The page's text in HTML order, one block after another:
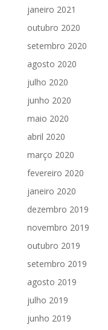
janeiro 2021
outubro 2020
setembro 2020
agosto 2020
julho 2020
junho 2020
maio 2020
abril 2020
março 2020
fevereiro 2020
janeiro 2020
dezembro 2019
novembro 2019
outubro 2019
setembro 2019
agosto 2019
julho 2019
junho 2019